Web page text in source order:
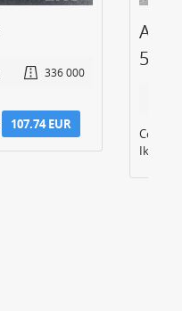
336 000
107.74 EUR
Audi
50
Cena: